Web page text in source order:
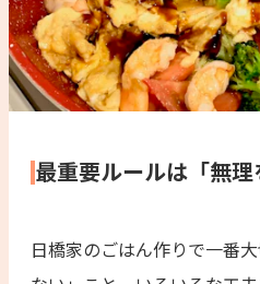
最重要ルールは「無
日橋家のごはん作りで一番